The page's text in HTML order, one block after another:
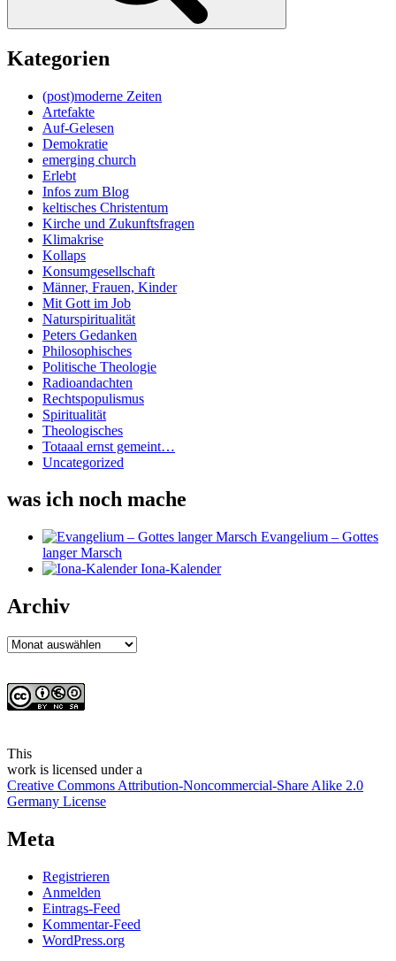
Kategorien
(post)moderne Zeiten
Artefakte
Auf-Gelesen
Demokratie
emerging church
Erlebt
Infos zum Blog
keltisches Christentum
Kirche und Zukunftsfragen
Klimakrise
Kollaps
Konsumgesellschaft
Männer, Frauen, Kinder
Mit Gott im Job
Naturspiritualität
Peters Gedanken
Philosophisches
Politische Theologie
Radioandachten
Rechtspopulismus
Spiritualität
Theologisches
Totaaal ernst gemeint…
Uncategorized
was ich noch mache
Evangelium – Gottes
langer Marsch
Iona-Kalender
Archiv
Archiv
This
work is licensed under a
Creative Commons Attribution-Noncommercial-Share Alike 2.0
Germany License
Meta
Registrieren
Anmelden
Eintrags-Feed
Kommentar-Feed
WordPress.org